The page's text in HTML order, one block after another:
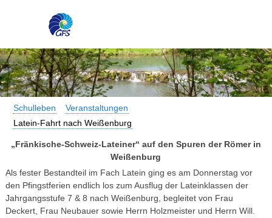
Schulleben
Veranstaltungen
Latein-Fahrt nach Weißenburg
„Fränkische-Schweiz-Lateiner“ auf den Spuren der Römer in
Weißenburg
Als fester Bestandteil im Fach Latein ging es am Donnerstag vor
den Pfingstferien endlich los zum Ausflug der Lateinklassen der
Jahrgangsstufe 7 & 8 nach Weißenburg, begleitet von Frau
Deckert, Frau Neubauer sowie Herrn Holzmeister und Herrn Will.